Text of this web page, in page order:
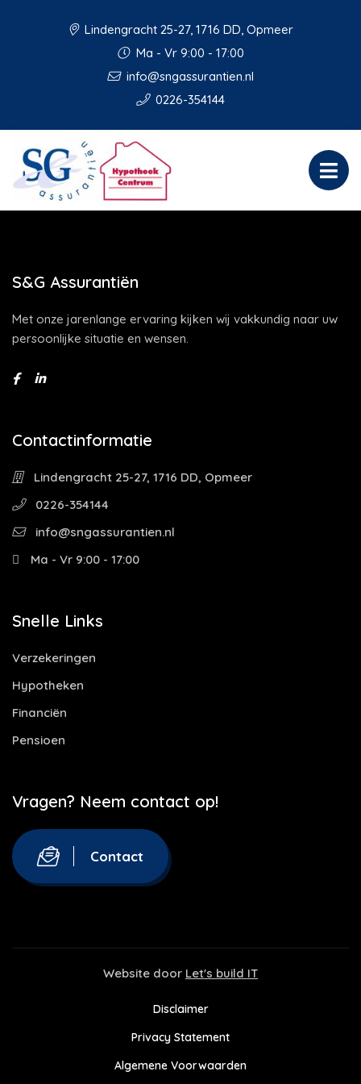
Lindengracht 25-27, 1716 DD, Opmeer
Ma - Vr 9:00 - 17:00
info@sngassurantien.nl
0226-354144
S&G Assurantiën
Met onze jarenlange ervaring kijken wij vakkundig naar uw
persoonlijke situatie en wensen.
Contactinformatie
Lindengracht 25-27, 1716 DD, Opmeer
0226-354144
info@sngassurantien.nl
Ma - Vr 9:00 - 17:00
Snelle Links
Verzekeringen
Hypotheken
Financiën
Pensioen
Vragen? Neem contact op!
Contact
Website door Let's build IT
Disclaimer
Privacy Statement
Algemene Voorwaarden